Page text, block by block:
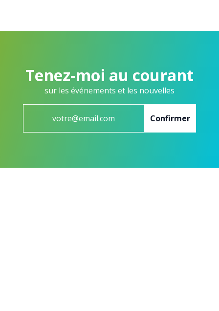
Tenez-moi au courant
sur les événements et les nouvelles
Confirmer